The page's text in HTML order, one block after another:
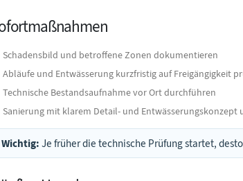
Schadensbild und betroffene Zonen dokumentieren
Abläufe und Entwässerung kurzfristig auf Freigängigkeit
Technische Bestandsaufnahme vor Ort durchführen
Sanierung mit klarem Detail- und Entwässerungskonzept
Wichtig: Je früher die technische Prüfung startet,